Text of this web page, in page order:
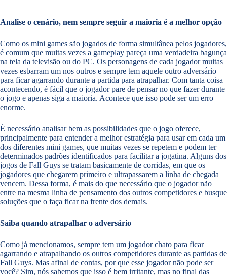
Analise o cenário, nem sempre seguir a maioria é a melhor opção
Como os mini games são jogados de forma simultânea pelos jogadores,
é comum que muitas vezes a gameplay pareça uma verdadeira bagunça
na tela da televisão ou do PC. Os personagens de cada jogador muitas
vezes esbarram um nos outros e sempre tem aquele outro adversário
para ficar agarrando durante a partida para atrapalhar. Com tanta coisa
acontecendo, é fácil que o jogador pare de pensar no que fazer durante
o jogo e apenas siga a maioria. Acontece que isso pode ser um erro
enorme.
É necessário analisar bem as possibilidades que o jogo oferece,
principalmente para entender a melhor estratégia para usar em cada um
dos diferentes mini games, que muitas vezes se repetem e podem ter
determinados padrões identificados para facilitar a jogatina. Alguns dos
jogos de Fall Guys se tratam basicamente de corridas, em que os
jogadores que chegarem primeiro e ultrapassarem a linha de chegada
vencem. Dessa forma, é mais do que necessário que o jogador não
entre na mesma linha de pensamento dos outros competidores e busque
soluções que o faça ficar na frente dos demais.
Saiba quando atrapalhar o adversário
Como já mencionamos, sempre tem um jogador chato para ficar
agarrando e atrapalhando os outros competidores durante as partidas de
Fall Guys. Mas afinal de contas, por que esse jogador não pode ser
você? Sim, nós sabemos que isso é bem irritante, mas no final das